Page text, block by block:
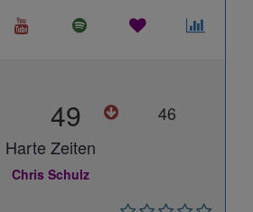
49
46
Harte Zeiten
Chris Schulz